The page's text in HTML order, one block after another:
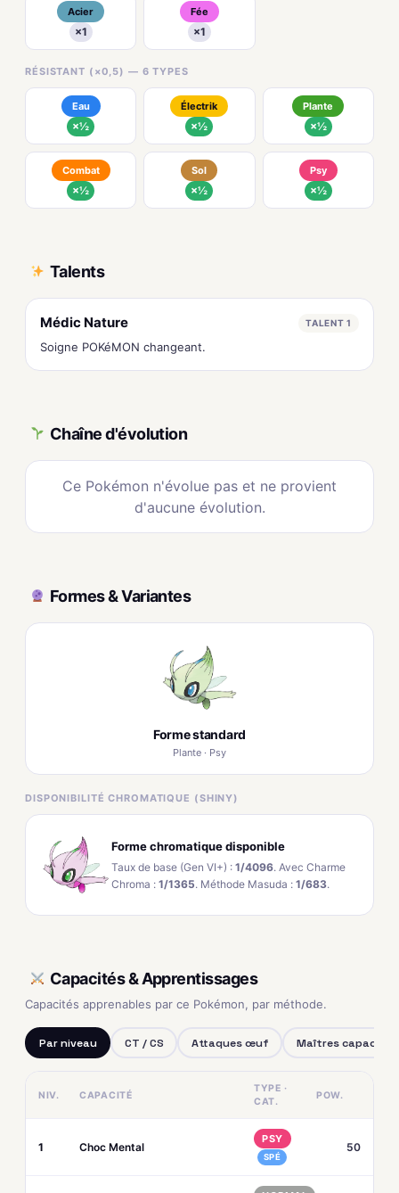
Acier
×1
Fée
×1
RÉSISTANT (×0,5) — 6 TYPES
Eau
×½
Électrik
×½
Plante
×½
Combat
×½
Sol
×½
Psy
×½
Talents
Médic Nature TALENT 1
Soigne POKéMON changeant.
Chaîne d'évolution
Ce Pokémon n'évolue pas et ne provient
d'aucune évolution.
Formes & Variantes
Forme standard
Plante · Psy
DISPONIBILITÉ CHROMATIQUE (SHINY)
Forme chromatique disponible
Taux de base (Gen VI+) : 1/4096. Avec Charme
Chroma : 1/1365. Méthode Masuda : 1/683.
Capacités & Apprentissages
Capacités apprenables par ce Pokémon, par méthode.
Par niveau CT / CS Attaques œuf Maîtres capacités
NIV. CAPACITÉ
TYPE ·
CAT.
POW.
1 Choc Mental
PSY
SPÉ
50